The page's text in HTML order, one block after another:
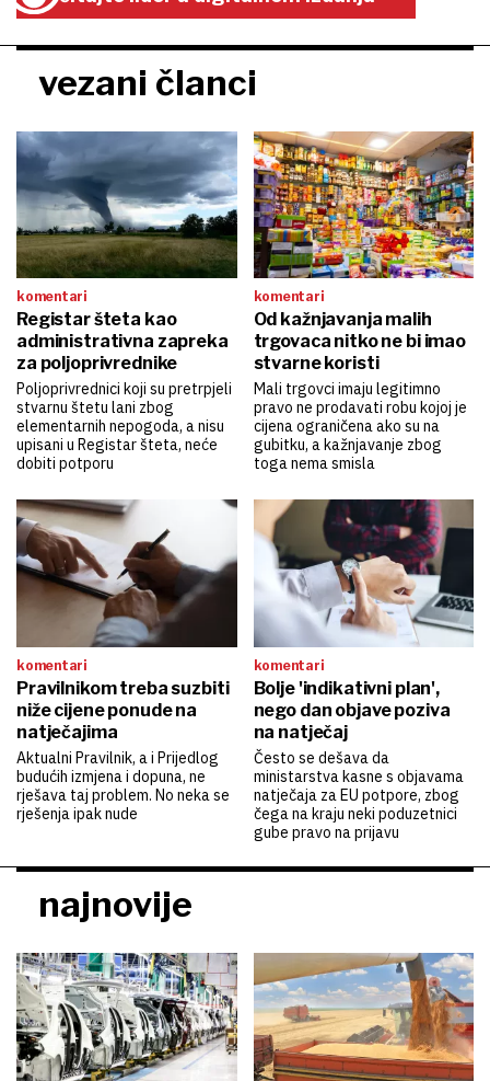
vezani članci
komentari
Registar šteta kao
administrativna zapreka
za poljoprivrednike
Poljoprivrednici koji su pretrpjeli
stvarnu štetu lani zbog
elementarnih nepogoda, a nisu
upisani u Registar šteta, neće
dobiti potporu
komentari
Od kažnjavanja malih
trgovaca nitko ne bi imao
stvarne koristi
Mali trgovci imaju legitimno
pravo ne prodavati robu kojoj je
cijena ograničena ako su na
gubitku, a kažnjavanje zbog
toga nema smisla
komentari
Pravilnikom treba suzbiti
niže cijene ponude na
natječajima
Aktualni Pravilnik, a i Prijedlog
budućih izmjena i dopuna, ne
rješava taj problem. No neka se
rješenja ipak nude
komentari
Bolje 'indikativni plan',
nego dan objave poziva
na natječaj
Često se dešava da
ministarstva kasne s objavama
natječaja za EU potpore, zbog
čega na kraju neki poduzetnici
gube pravo na prijavu
najnovije